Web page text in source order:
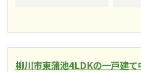
柳川市東蒲池4LDKの一戸建て